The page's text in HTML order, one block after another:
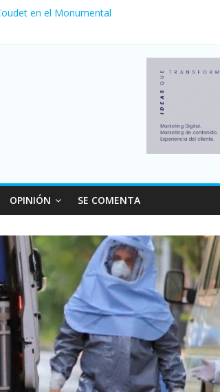
en julio: bajó un 12,6% interanual
41.000 kioscos: el sector denuncia crisis como
movimiento y consumo turístico: 4,6 millones
OPINIÓN SE COMENTA